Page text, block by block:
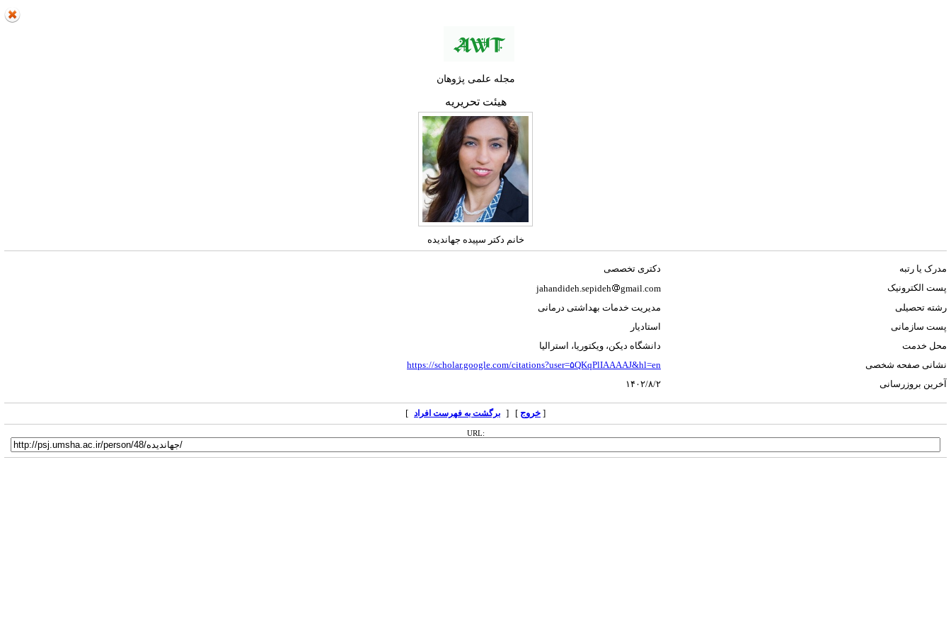
مجله علمی پژوهان
هیئت تحریریه
خانم دکتر سپیده جهاندیده
مدرک یا رتبه
دکتری تخصصی
پست الکترونیک
jahandideh.sepideh
gmail.com
رشته تحصیلی
مدیریت خدمات بهداشتی درمانی
پست سازمانی
استادیار
محل خدمت
دانشگاه دیکن، ویکتوریا، استرالیا
نشانی صفحه شخصی
https://scholar.google.com/citations?user=۵QKqPlIAAAAJ&hl=en
آخرین بروزرسانی
۱۴۰۲/۸/۲
[ خروج ] [ برگشت به فهرست افراد ]
URL: